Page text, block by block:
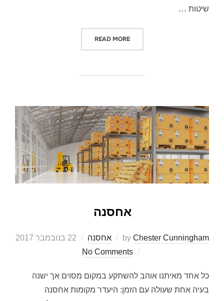
שיטות …
READ MORE
אחסנה
by Chester Cunningham אחסנה
Posted
22 בנובמבר 2017
No Comments
כל אחד מאיתנו אוהב להשתקע במקום מסוים אך ישנה
בעיה אחת שעולה עם הזמן: היעדר מקומות אחסנה